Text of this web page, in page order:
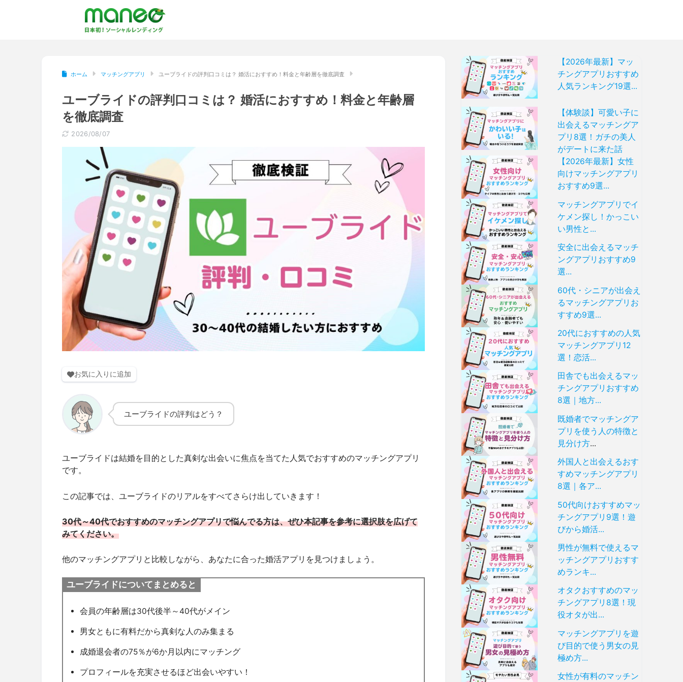
ホーム マッチングアプリ ユーブライドの評判口コミは？ 婚活におすすめ！料金と年齢層を徹底調査
ユーブライドの評判口コミは？ 婚活におすすめ！料金と年齢層
を徹底調査
2026/08/07
お気に入りに追加
ユーブライドの評判はどう？
ユーブライドは結婚を目的とした真剣な出会いに焦点を当てた人気でおすすめのマッチングアプリ
です。
この記事では、ユーブライドのリアルをすべてさらけ出していきます！
30代～40代でおすすめのマッチングアプリで悩んでる方は、ぜひ本記事を参考に選択肢を広げて
みてください。
他のマッチングアプリと比較しながら、あなたに合った婚活アプリを見つけましょう。
ユーブライドについてまとめると
会員の年齢層は30代後半～40代がメイン
男女ともに有料だから真剣な人のみ集まる
成婚退会者の75％が6か月以内にマッチング
プロフィールを充実させるほど出会いやすい！
【2026年最新】マッ
チングアプリおすすめ
人気ランキング19選...
【体験談】可愛い子に
出会えるマッチングア
プリ8選！ガチの美人
がデートに来た話
【2026年最新】女性
向けマッチングアプリ
おすすめ9選...
マッチングアプリでイ
ケメン探し！かっこい
い男性と...
安全に出会えるマッチ
ングアプリおすすめ9
選...
60代・シニアが出会え
るマッチングアプリお
すすめ9選...
20代におすすめの人気
マッチングアプリ12
選！恋活...
田舎でも出会えるマッ
チングアプリおすすめ
8選｜地方...
既婚者でマッチングア
プリを使う人の特徴と
見分け方...
外国人と出会えるおす
すめマッチングアプリ
8選｜各ア...
50代向けおすすめマッ
チングアプリ9選！遊
びから婚活...
男性が無料で使えるマ
ッチングアプリおすす
めランキ...
オタクおすすめのマッ
チングアプリ8選！現
役オタが出...
マッチングアプリを遊
び目的で使う男女の見
極め方...
女性が有料のマッチン